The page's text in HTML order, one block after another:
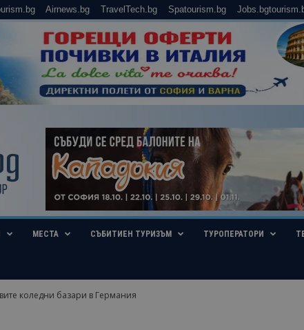
Airnews.bg TravelTech.bg Spatourism.bg
МЕСТА СЪБИТИЕН ТУРИЗЪМ ТУРОПЕРАТОРИ
коледни базари в Германия